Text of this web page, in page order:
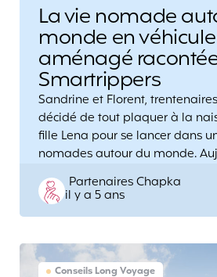
La vie nomade
monde en véhicule
aménagé
Smartrippers
Sandrine et Florent,
décidé de tout plaquer à la
fille Lena pour se lancer dans
nomades autour du monde.
Posted
by
Partenaires Chapka
il y a 5 ans
Conseils Long Voyage